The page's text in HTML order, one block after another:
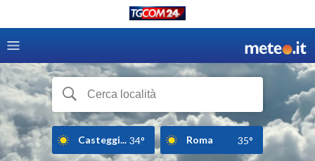
Casteggi... 34° Roma 35°